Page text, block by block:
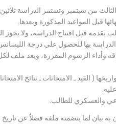
من سبتمبر وتستمر الدراسة
قبل المواعيد المذكورة وبعدها.
يقدمه قبل افتتاح الدراسة، ولا
الدراسة بها للحصول على درجة
وأداء الرسوم المقررة، ويعد
( القيد ـ الامتحانات ـ نتائح
والعسكري للطالب.
لما يتضمنه ملفه فضلاً عن